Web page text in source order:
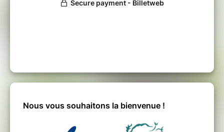
Nous vous souhaitons la bienvenue !